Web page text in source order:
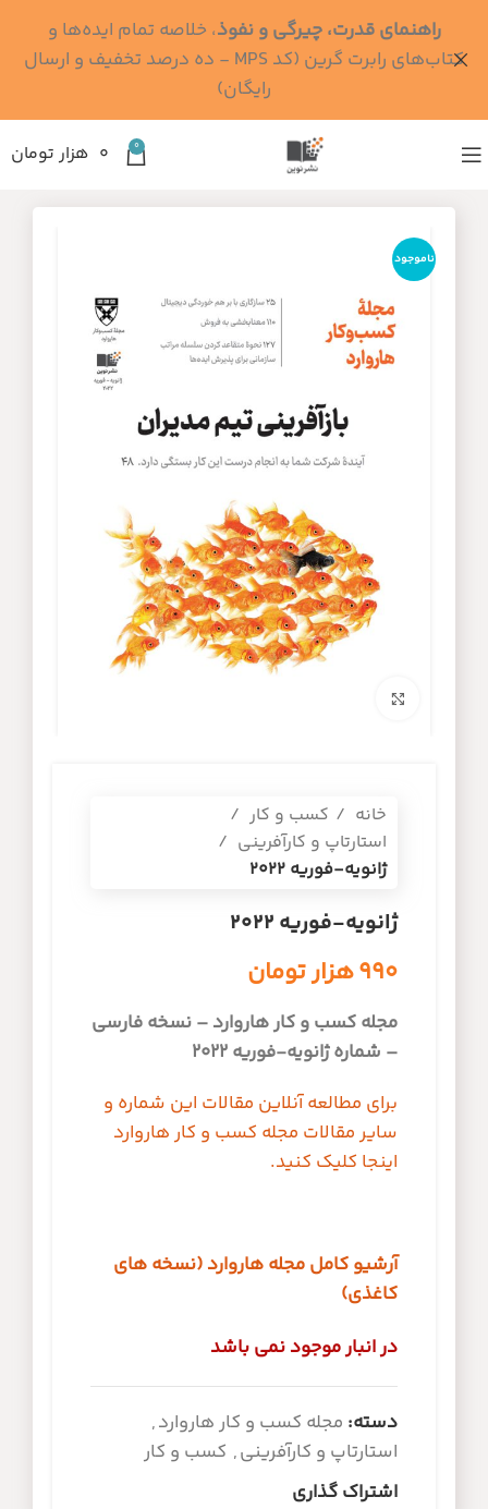
0 ۰ هزار تومان
ناموجود
خانه
کسب و کار
استارتاپ و کارآفرینی
ژانویه-فوریه 2022
ژانویه-فوریه 2022
۹۹۰هزار تومان
مجله کسب و کار هاروارد – نسخه فارسی
– شماره ژانویه-فوریه 2022
برای مطالعه آنلاین مقالات این شماره و
سایر مقالات مجله کسب و کار هاروارد
اینجا کلیک کنید.
آرشیو کامل مجله هاروارد (نسخه های
کاغذی)
در انبار موجود نمی باشد
دسته: مجله کسب و کار هاروارد,
استارتاپ و کارآفرینی, کسب و کار
اشتراک گذاری
راهنمای قدرت، چیرگی و نفوذ، خلاصه تمام ایده‌ها و
کتاب‌های رابرت گرین (کد MPS - ده درصد تخفیف و ارسال
رایگان)